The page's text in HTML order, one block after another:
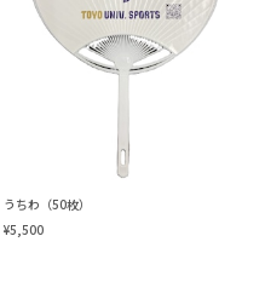
うちわ（50枚）
¥5,500